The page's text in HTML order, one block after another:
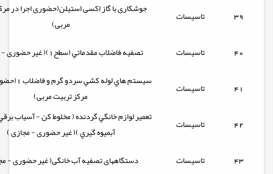
39 تاسیسات
جوشکاری با گاز اکسی استیلن(حضوری اجرا در
مربی)
40
تاسیسات تصفيه فاضلاب مقدماتي (سطح1)( غیر حضوری - مجازی )
41 تاسیسات
سيستم هاي
مرکز تربیت مربی)
42
تاسیسات
تعمير لوازم خانگي گردنده ( مخلوط كن - آسياب
آبميوه گيري )( غیر حضوری - مجازی )
43
تاسیسات دستگاههای تصفیه آب خانگی( غیر حضوری -